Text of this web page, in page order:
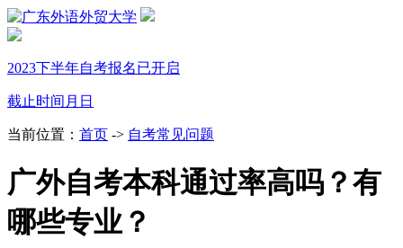
2023下半年自考报名已开启
截止时间 月 日
当前位置： 首页 -> 自考常见问题
广外自考本科通过率高吗？有
哪些专业？